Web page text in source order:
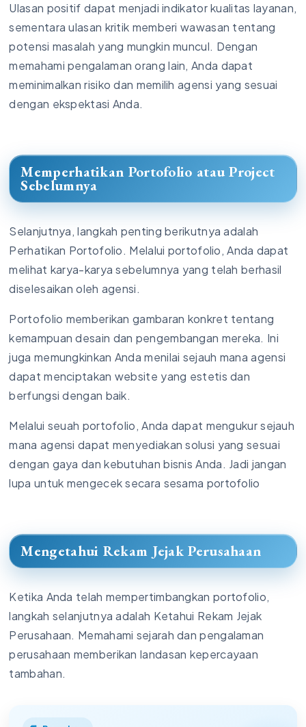
Ulasan positif dapat menjadi indikator kualitas layanan,
sementara ulasan kritik memberi wawasan tentang
potensi masalah yang mungkin muncul. Dengan
memahami pengalaman orang lain, Anda dapat
meminimalkan risiko dan memilih agensi yang sesuai
dengan ekspektasi Anda.
Memperhatikan Portofolio atau Project
Sebelumnya
Selanjutnya, langkah penting berikutnya adalah
Perhatikan Portofolio. Melalui portofolio, Anda dapat
melihat karya-karya sebelumnya yang telah berhasil
diselesaikan oleh agensi.
Portofolio memberikan gambaran konkret tentang
kemampuan desain dan pengembangan mereka. Ini
juga memungkinkan Anda menilai sejauh mana agensi
dapat menciptakan website yang estetis dan
berfungsi dengan baik.
Melalui seuah portofolio, Anda dapat mengukur sejauh
mana agensi dapat menyediakan solusi yang sesuai
dengan gaya dan kebutuhan bisnis Anda. Jadi jangan
lupa untuk mengecek secara sesama portofolio
Mengetahui Rekam Jejak Perusahaan
Ketika Anda telah mempertimbangkan portofolio,
langkah selanjutnya adalah Ketahui Rekam Jejak
Perusahaan. Memahami sejarah dan pengalaman
perusahaan memberikan landasan kepercayaan
tambahan.